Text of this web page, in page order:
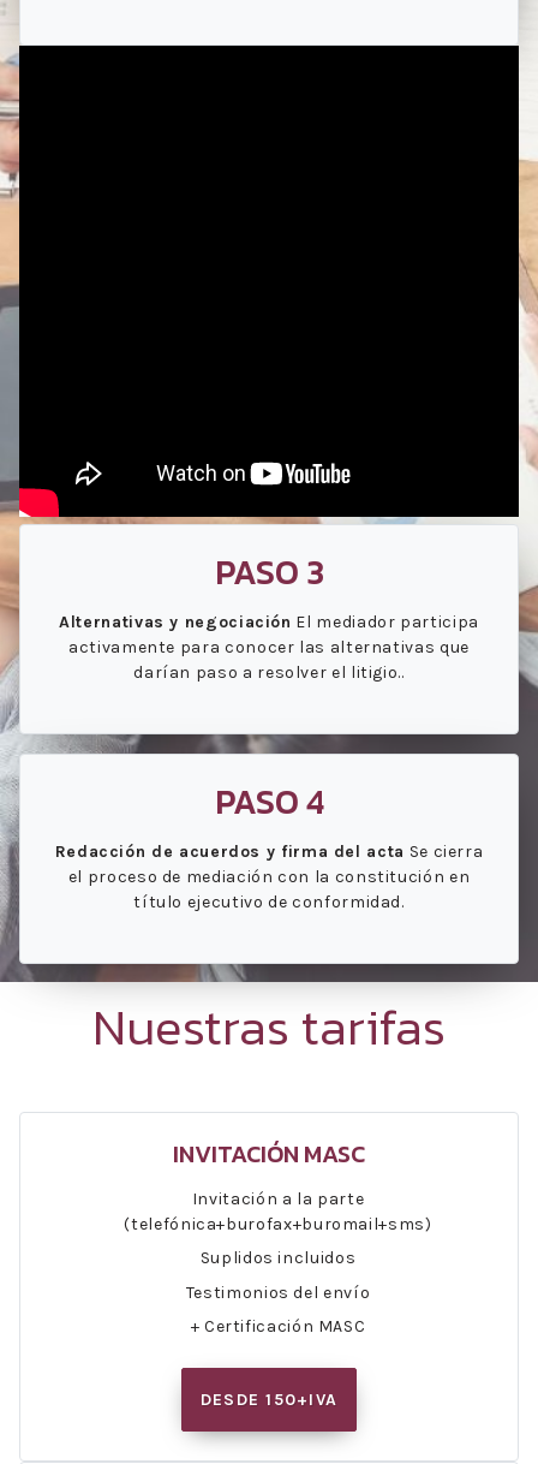
PASO 3
Alternativas y negociación El mediador participa
activamente para conocer las alternativas que
darían paso a resolver el litigio..
PASO 4
Redacción de acuerdos y firma del acta Se cierra
el proceso de mediación con la constitución en
título ejecutivo de conformidad.
Nuestras tarifas
INVITACIÓN MASC
Invitación a la parte
(telefónica+burofax+buromail+sms)
Suplidos incluidos
Testimonios del envío
+ Certificación MASC
DESDE 150+IVA